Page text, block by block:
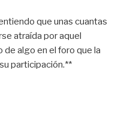
que unas cuantas
atraída por aquel
de algo en el foro que la
participación.**